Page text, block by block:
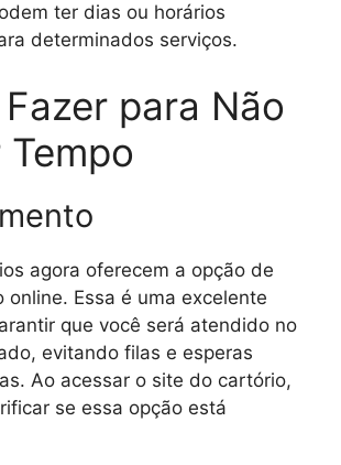
ter dias ou horários
determinados serviços.
para Não
Tempo
agora oferecem a opção de
online. Essa é uma excelente
que você será atendido no
evitando filas e esperas
Ao acessar o site do cartório,
se essa opção está